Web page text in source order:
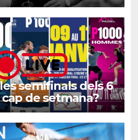
semifinals dels 6
de setmana?